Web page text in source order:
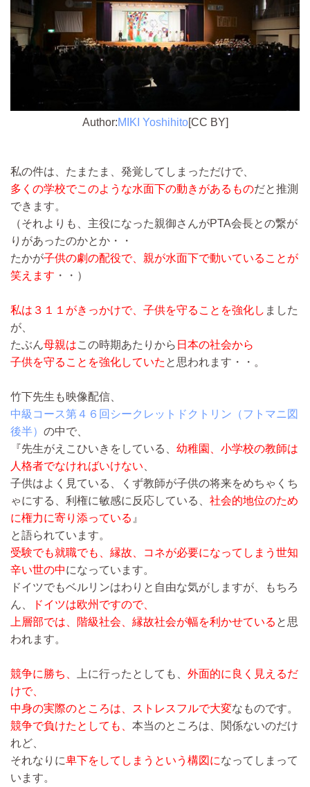
Author:MIKI Yoshihito[CC BY]
私の件は、たまたま、発覚してしまっただけで、
多くの学校でこのような水面下の動きがあるものだと推測
できます。
（それよりも、主役になった親御さんがPTA会長との繋が
りがあったのかとか・・
たかが子供の劇の配役で、親が水面下で動いていることが
笑えます ・・）
私は３１１がきっかけで、子供を守ることを強化し ました
が、
たぶん母親はこの時期あたりから 日本の社会から
子供を守ることを強化していた と思われます・・。
竹下先生も映像配信、
中級コース第４６回シークレットドクトリン（フトマニ図
後半） の中で、
『先生がえこひいきをしている、 幼稚園、小学校の教師は
人格者でなければいけない
子供はよく見ている、くず教師が子供の将来をめちゃくち
ゃにする、利権に敏感に反応している、 社会的地位のため
に権力に寄り添っている 』
と語られています。
受験でも就職でも、縁故、コネが必要になってしまう世知
辛い世の中になっています。
ドイツでもベルリンはわりと自由な気がしますが、もちろ
ん、
ドイツは欧州ですので、
上層部では、階級社会、縁故社会が幅を利かせている と思
われます。
競争に勝ち、 上に行ったとしても、 外面的に良く見えるだ
けで、
中身の実際のところは、ストレスフルで大変なものです。
競争で負けたとしても、 本当のところは、関係ないのだけ
れど、
それなりに卑下をしてしまうという構図になってしまって
います。